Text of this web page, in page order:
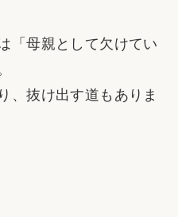
「母親として欠けてい
、抜け出す道もありま